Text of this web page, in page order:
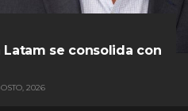
Latam se consolida con
2026